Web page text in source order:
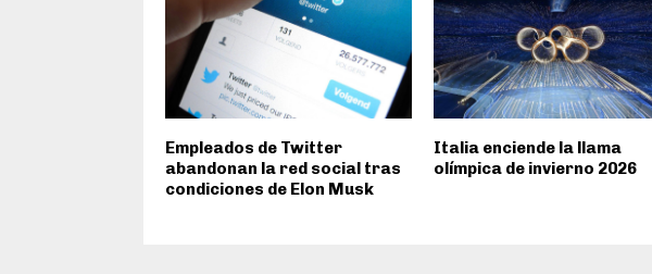
Empleados de Twitter
abandonan la red social tras
condiciones de Elon Musk
Italia enciende la llama
olímpica de invierno 2026